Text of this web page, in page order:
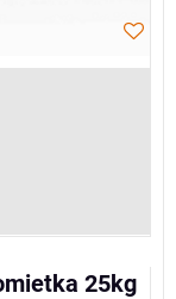
25kg